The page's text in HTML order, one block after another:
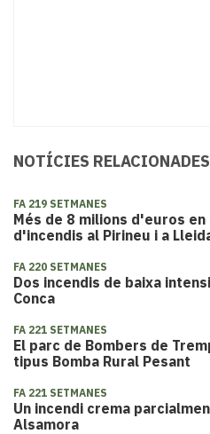
NOTÍCIES RELACIONADES
FA 219 SETMANES
Més de 8 milions d'euros
d'incendis al Pirineu i a
FA 220 SETMANES
Dos incendis de baixa
Conca
FA 221 SETMANES
El parc de Bombers de
tipus Bomba Rural Pesant
FA 221 SETMANES
Un incendi crema
Alsamora